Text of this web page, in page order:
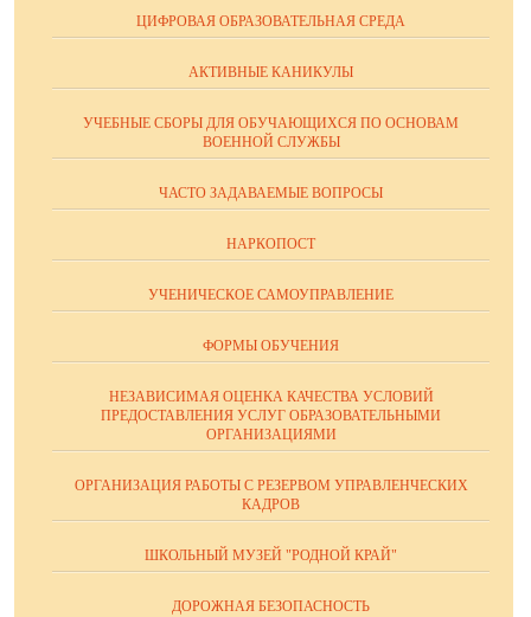
ЦИФРОВАЯ ОБРАЗОВАТЕЛЬНАЯ СРЕДА
АКТИВНЫЕ КАНИКУЛЫ
УЧЕБНЫЕ СБОРЫ ДЛЯ ОБУЧАЮЩИХСЯ ПО ОСНОВАМ
ВОЕННОЙ СЛУЖБЫ
ЧАСТО ЗАДАВАЕМЫЕ ВОПРОСЫ
НАРКОПОСТ
УЧЕНИЧЕСКОЕ САМОУПРАВЛЕНИЕ
ФОРМЫ ОБУЧЕНИЯ
НЕЗАВИСИМАЯ ОЦЕНКА КАЧЕСТВА УСЛОВИЙ
ПРЕДОСТАВЛЕНИЯ УСЛУГ ОБРАЗОВАТЕЛЬНЫМИ
ОРГАНИЗАЦИЯМИ
ОРГАНИЗАЦИЯ РАБОТЫ С РЕЗЕРВОМ УПРАВЛЕНЧЕСКИХ
КАДРОВ
ШКОЛЬНЫЙ МУЗЕЙ "РОДНОЙ КРАЙ"
ДОРОЖНАЯ БЕЗОПАСНОСТЬ